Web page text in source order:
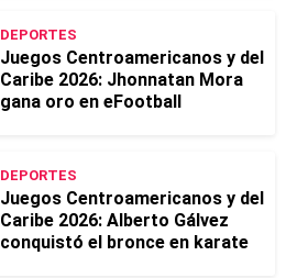
DEPORTES
Juegos Centroamericanos y del
Caribe 2026: Jhonnatan Mora
gana oro en eFootball
DEPORTES
Juegos Centroamericanos y del
Caribe 2026: Alberto Gálvez
conquistó el bronce en karate